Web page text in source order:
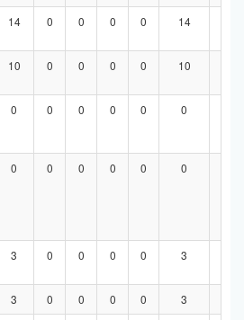
14 0 0 0 0 14
10 0 0 0 0 10
0 0 0 0 0 0
0 0 0 0 0 0
3 0 0 0 0 3
3 0 0 0 0 3